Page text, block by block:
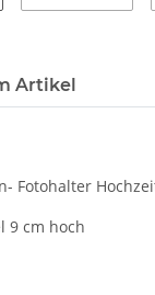
Artikel
Fotohalter
9 cm hoch